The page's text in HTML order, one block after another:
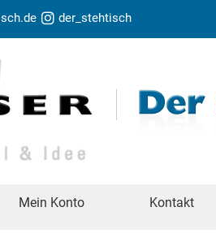
der_stehtisch
Mein Konto Kontakt